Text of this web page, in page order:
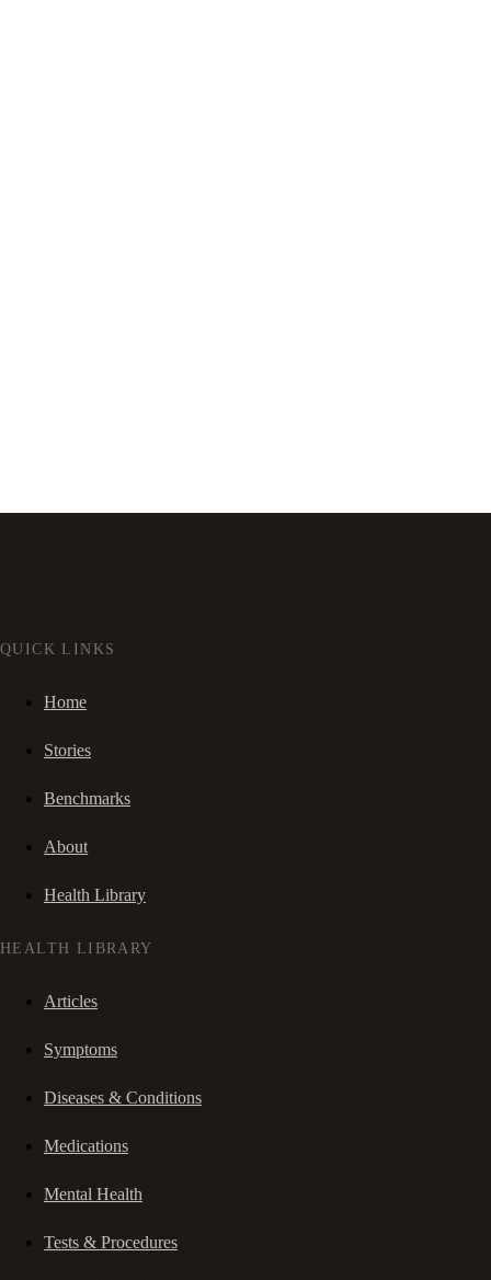
QUICK LINKS
Home
Stories
Benchmarks
About
Health Library
HEALTH LIBRARY
Articles
Symptoms
Diseases & Conditions
Medications
Mental Health
Tests & Procedures